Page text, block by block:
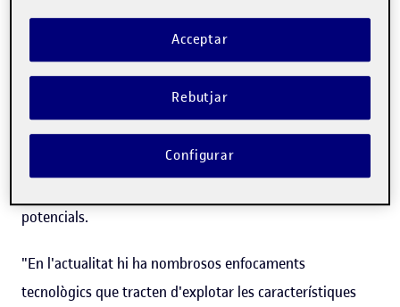
learning) combinades amb sistemes de computació
distribuïts, que aprofiten tant elnúvol
(extrem); és a dir, arquitectures de computació que tenen
lloc tant en servidors llunyans com a prop d'on es
generen les dades. L'objectiu és aconseguir un sistema
versàtil que permeti aprofitar les diferents tecnologies
potencials.
"En l'actualitat hi ha nombrosos enfocaments
tecnològics que tracten d'explotar les característiques
Rebutjar
Acceptar
Configurar